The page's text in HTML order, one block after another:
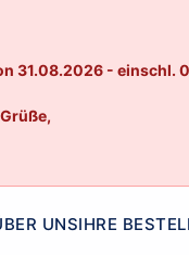
31.08.2026 - einschl.
UNSIHRE